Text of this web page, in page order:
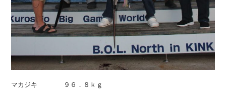
マカジキ ９６．８ｋｇ